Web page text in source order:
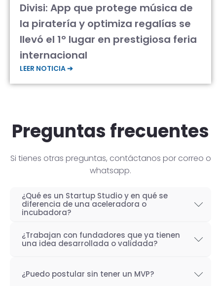
Divisi: App que protege música de
la piratería y optimiza regalías se
llevó el 1° lugar en prestigiosa feria
internacional
LEER NOTICIA ➔
Preguntas frecuentes
Si tienes otras preguntas, contáctanos por correo o
whatsapp.
¿Qué es un Startup Studio y en qué se
diferencia de una aceleradora o
incubadora?
Un Startup Studio es una organización capaz
de construir startups de manera iterativa,
con experiencia. También se les conoce
¿Trabajan con fundadores que ya tienen
una idea desarrollada o validada?
Startup Studio es lograr un proceso iterativo
¿Puedo postular sin tener un MVP?